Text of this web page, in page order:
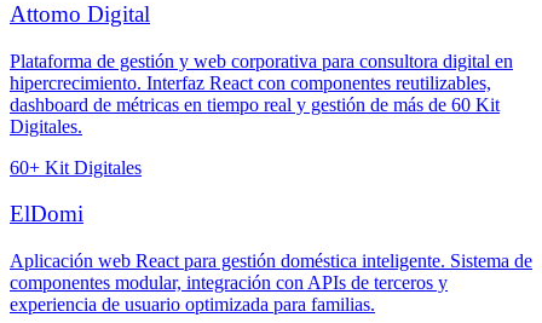
Attomo Digital
Plataforma de gestión y web corporativa para consultora digital en
hipercrecimiento. Interfaz React con componentes reutilizables,
dashboard de métricas en tiempo real y gestión de más de 60 Kit
Digitales.
60+ Kit Digitales
ElDomi
Aplicación web React para gestión doméstica inteligente. Sistema de
componentes modular, integración con APIs de terceros y
experiencia de usuario optimizada para familias.